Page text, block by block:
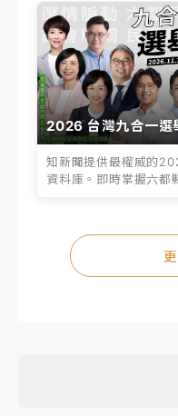
2026 台灣九合一選
知新聞提供最權威的
資料庫。即時掌握六都